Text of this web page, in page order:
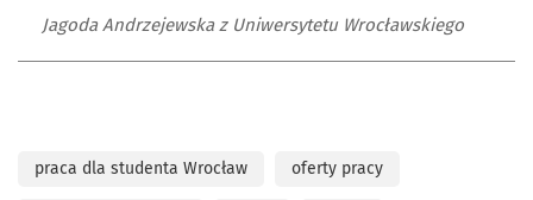
Jagoda Andrzejewska z Uniwersytetu Wrocławskiego
praca dla studenta Wrocław oferty pracy